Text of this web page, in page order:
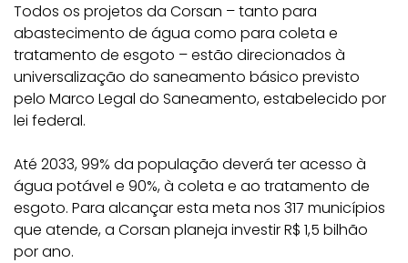
Todos os projetos da Corsan – tanto para
abastecimento de água como para coleta e
tratamento de esgoto – estão direcionados à
universalização do saneamento básico previsto
pelo Marco Legal do Saneamento, estabelecido por
lei federal.
Até 2033, 99% da população deverá ter acesso à
água potável e 90%, à coleta e ao tratamento de
esgoto. Para alcançar esta meta nos 317 municípios
que atende, a Corsan planeja investir R$ 1,5 bilhão
por ano.